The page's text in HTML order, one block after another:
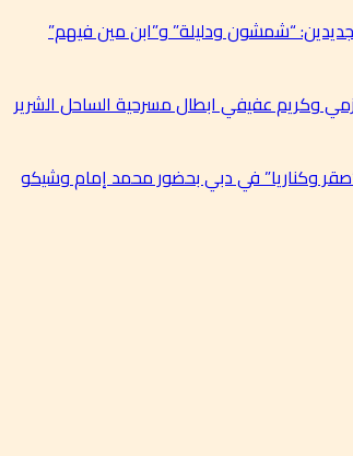
“شمشون ودليلة” و”ابن مين فيهم”
وكريم عفيفي ابطال مسرحية الساحل الشرير
وكناريا” في دبي بحضور محمد إمام وشيكو